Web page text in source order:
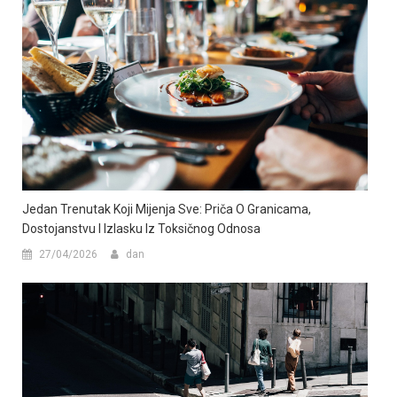
Jedan Trenutak Koji Mijenja Sve: Priča O Granicama,
Dostojanstvu I Izlasku Iz Toksičnog Odnosa
27/04/2026 dan